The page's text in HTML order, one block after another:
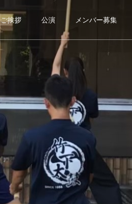
ご挨拶 公演 メンバー募集